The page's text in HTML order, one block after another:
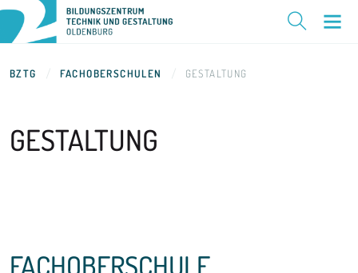
BZTG FACHOBERSCHULEN GESTALTUNG
GESTALTUNG
FACHOBERSCHULE